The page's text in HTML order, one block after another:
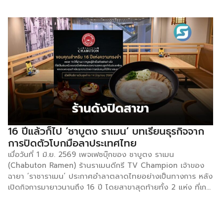
ภาคการส่งออกและการปิดตัวของโรงงาน การย้ายฐานการผลิต
และการแข่งขันสูง: หลายอุตสาหกรรมหลัก โดยเฉพาะชิ้นส่วนยาน
ยนต์และโลหะ เผชิญปัญหานายทุนต่างชาติย้ายฐานผลิต
(Deindustrialization) และการทะลักเข้ามาของสินค้านำเข้าราคา
ถูก การดิสรัปชันของเทคโนโลยี (Digital Disruption): ภาค
ธุรกิจเร่งนำระบบอัตโนมัติและปัญญาประดิษฐ์ (AI) เข้ามาใช้
ทดแทนแรงงาน โดยเฉพาะงานรูทีนและงานบริการ วิกฤต
อสังหาริมทรัพย์และก่อสร้าง: ตลาดอสังหาฯ ที่ซบเซาทำให้การ
จ้างงานในภาคก่อสร้างและอุตสาหกรรมต่อเนื่องหดตัวลงอย่าง
เห็นได้ชัด ทักษะแรงงานไม่ตรงกับความต้องการ (Skills
Mismatch): เด็กจบใหม่ในระดับมหาวิทยาลัยกลายเป็นกลุ่มที่ว่าง
งานสูงสุด เนื่องจากขาดประสบการณ์และขาดทักษะเฉพาะทางที่
ตลาดงานยุคใหม่ต้องการ
16 ปีแล้วก็ไป ‘ชาบูตง ราเมน’ บทเรียนธุรกิจจาก
การปิดตัวโบกมือลาประเทศไทย
เมื่อวันที่ 1 มิ.ย. 2569 เพจเฟซบุ๊กของ ชาบูตง ราเมน
(Chabuton Ramen) ร้านราเมนดีกรี TV Champion เจ้าของ
ฉายา ‘ราชาราเมน’ ประกาศอำลาตลาดไทยอย่างเป็นทางการ หลัง
เปิดกิจการมายาวนานถึง 16 ปี โดยสาขาสุดท้ายทั้ง 2 แห่ง ที่เก